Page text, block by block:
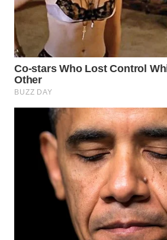
WAHANA
ADVOKAT
WAHANA
INFRASTRUKTUR
WAHANA
KONSUMEN
WAHANA
LISTRIK